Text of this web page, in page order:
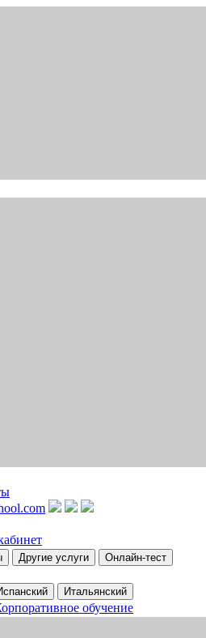
Другие услуги
Онлайн-тест
Итальянский
обучение